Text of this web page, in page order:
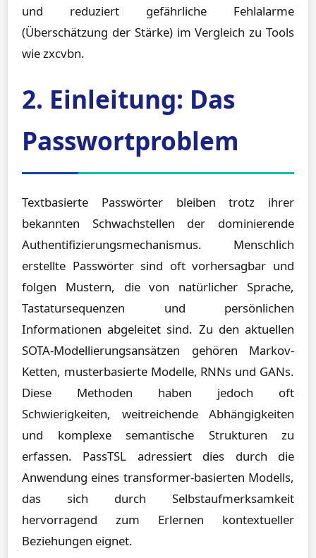
und reduziert gefährliche Fehlalarme
(Überschätzung der Stärke) im Vergleich zu Tools
wie zxcvbn.
2. Einleitung: Das
Passwortproblem
Textbasierte Passwörter bleiben trotz ihrer
bekannten Schwachstellen der dominierende
Authentifizierungsmechanismus. Menschlich
erstellte Passwörter sind oft vorhersagbar und
folgen Mustern, die von natürlicher Sprache,
Tastatursequenzen und persönlichen
Informationen abgeleitet sind. Zu den aktuellen
SOTA-Modellierungsansätzen gehören Markov-
Ketten, musterbasierte Modelle, RNNs und GANs.
Diese Methoden haben jedoch oft
Schwierigkeiten, weitreichende Abhängigkeiten
und komplexe semantische Strukturen zu
erfassen. PassTSL adressiert dies durch die
Anwendung eines transformer-basierten Modells,
das sich durch Selbstaufmerksamkeit
hervorragend zum Erlernen kontextueller
Beziehungen eignet.